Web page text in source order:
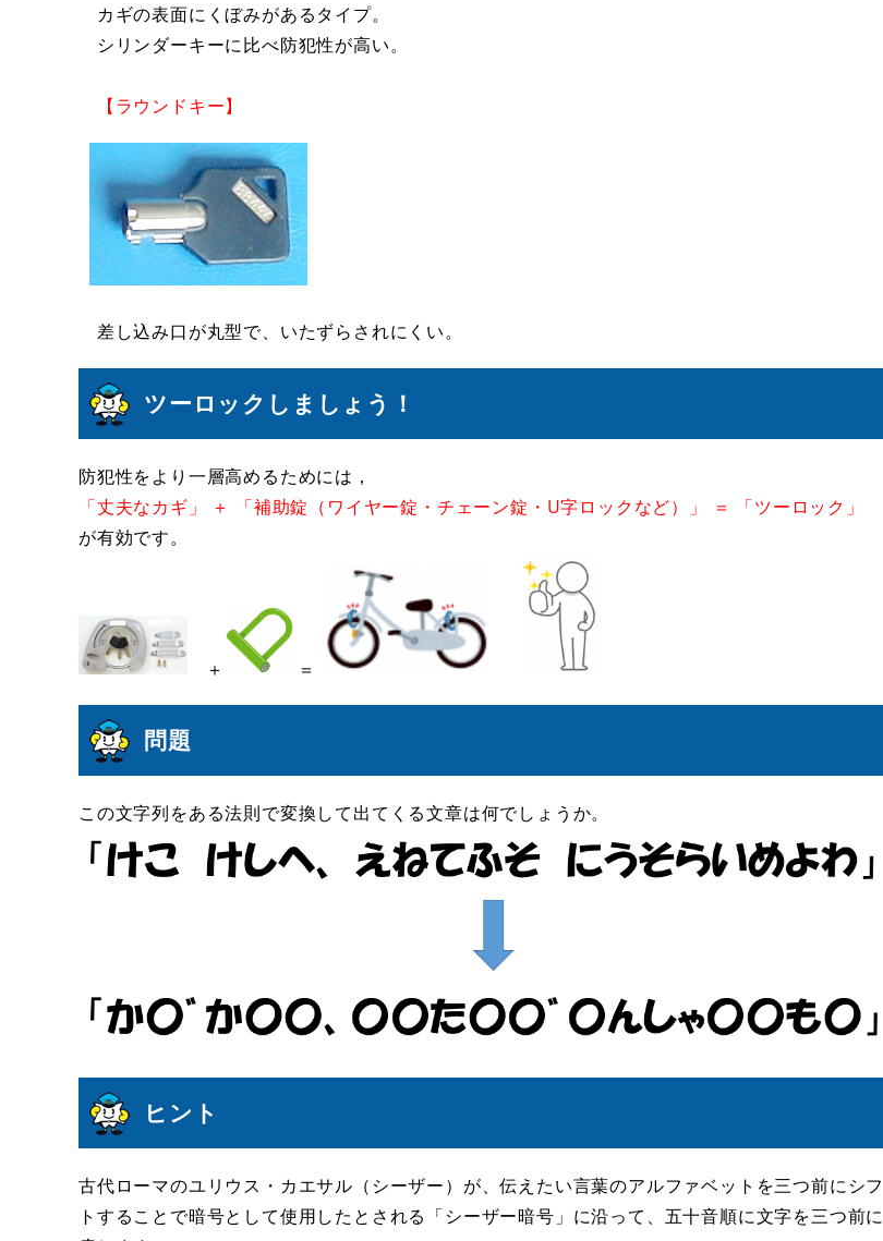
カギの表面にくぼみがあるタイプ。
シリンダーキーに比べ防犯性が高い。
【ラウンドキー】
差し込み口が丸型で、いたずらされにくい。
ツーロックしましょう！
防犯性をより一層高めるためには，
「丈夫なカギ」 ＋ 「補助錠（ワイヤー錠・チェーン錠・U字ロックなど）」 ＝ 「ツーロック」
が有効です。
＋ ＝
問題
この文字列をある法則で変換して出てくる文章は何でしょうか。
ヒント
古代ローマのユリウス・カエサル（シーザー）が、伝えたい言葉のアルファベットを三つ前にシフ
トすることで暗号として使用したとされる「シーザー暗号」に沿って、五十音順に文字を三つ前に